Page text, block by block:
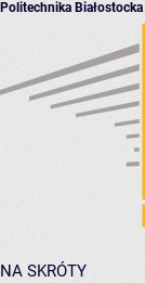
Politechnika Białostocka
NA SKRÓTY